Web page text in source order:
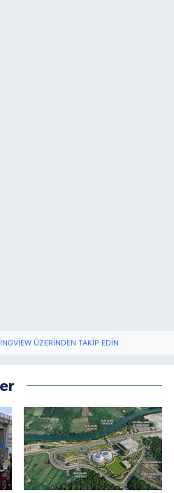
ÜZERINDEN TAKIP EDIN